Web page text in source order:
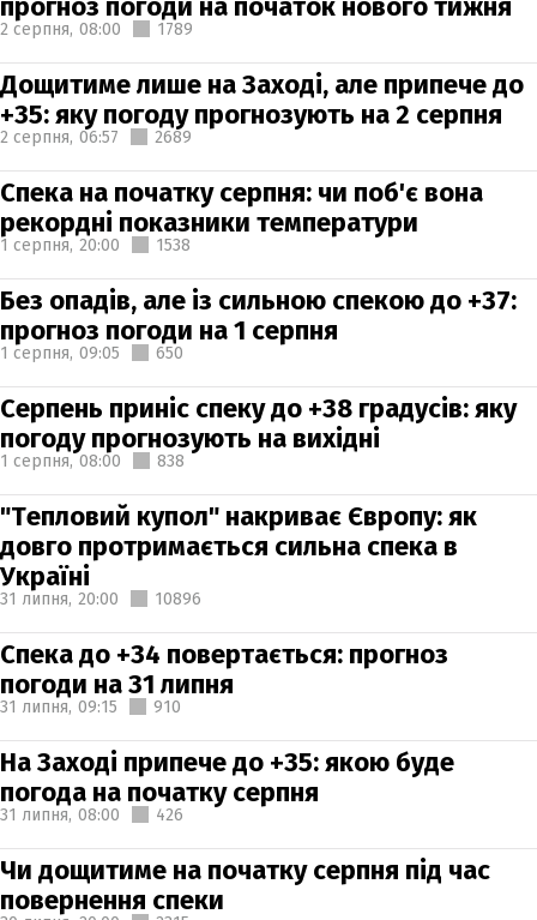
2 серпня, 08:00 1789
Дощитиме лише на Заході, але припече до
+35: яку погоду прогнозують на 2 серпня
2 серпня, 06:57 2689
Спека на початку серпня: чи поб'є вона
рекордні показники температури
1 серпня, 20:00 1538
Без опадів, але із сильною спекою до +37:
прогноз погоди на 1 серпня
1 серпня, 09:05 650
Серпень приніс спеку до +38 градусів: яку
погоду прогнозують на вихідні
1 серпня, 08:00 838
"Тепловий купол" накриває Європу: як
довго протримається сильна спека в
Україні
31 липня, 20:00 10896
Спека до +34 повертається: прогноз
погоди на 31 липня
31 липня, 09:15 910
На Заході припече до +35: якою буде
погода на початку серпня
31 липня, 08:00 426
Чи дощитиме на початку серпня під час
повернення спеки